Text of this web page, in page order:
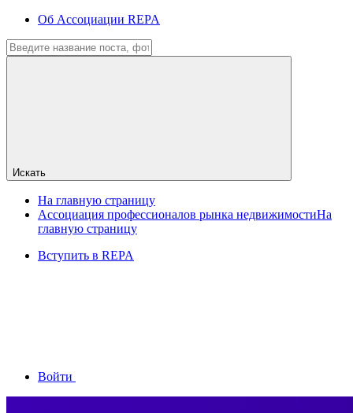
Об Ассоциации REPA
Искать
На главную страницу
Ассоциация профессионалов рынка недвижимостиНа
главную страницу
Вступить в REPA
Войти